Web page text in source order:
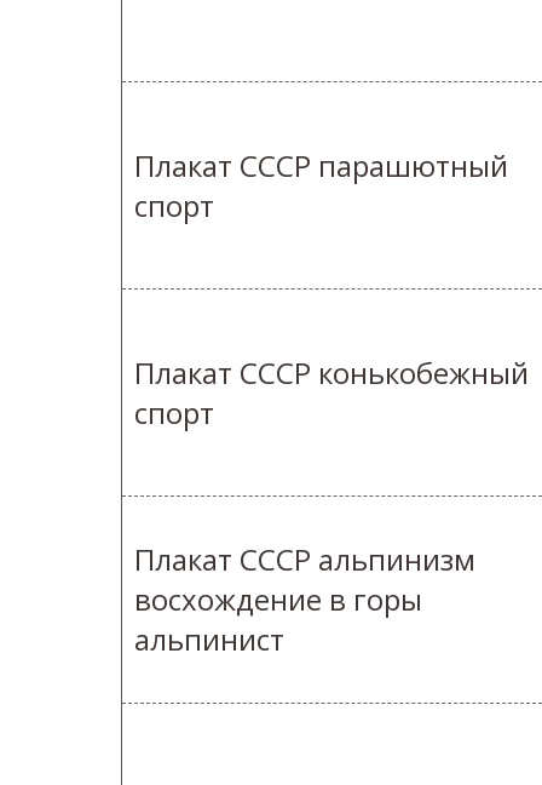
Плакат СССР парашютный
спорт
Плакат СССР конькобежный
спорт
Плакат СССР альпинизм
восхождение в горы
альпинист